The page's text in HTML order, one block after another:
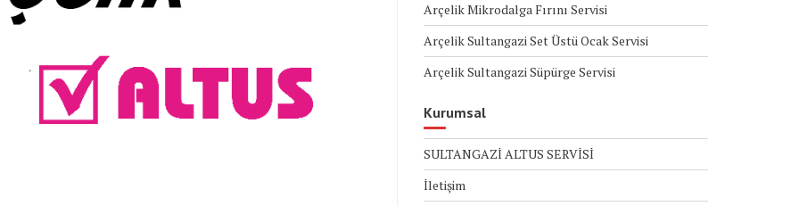
Arçelik Mikrodalga Fırını Servisi
Arçelik Sultangazi Set Üstü Ocak Servisi
Arçelik Sultangazi Süpürge Servisi
Kurumsal
SULTANGAZİ ALTUS SERVİSİ
İletişim